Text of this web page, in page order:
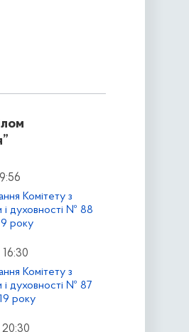
Комітету з
і духовності № 88
року
Комітету з
і духовності № 87
року
20:30